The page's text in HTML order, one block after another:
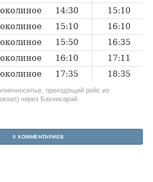
14:30
15:10
15:10
16:10
15:50
16:35
16:10
17:11
17:35 18:35
проходящий рейс из
через Бахчисарай.
0 КОММЕНТАРИЕВ